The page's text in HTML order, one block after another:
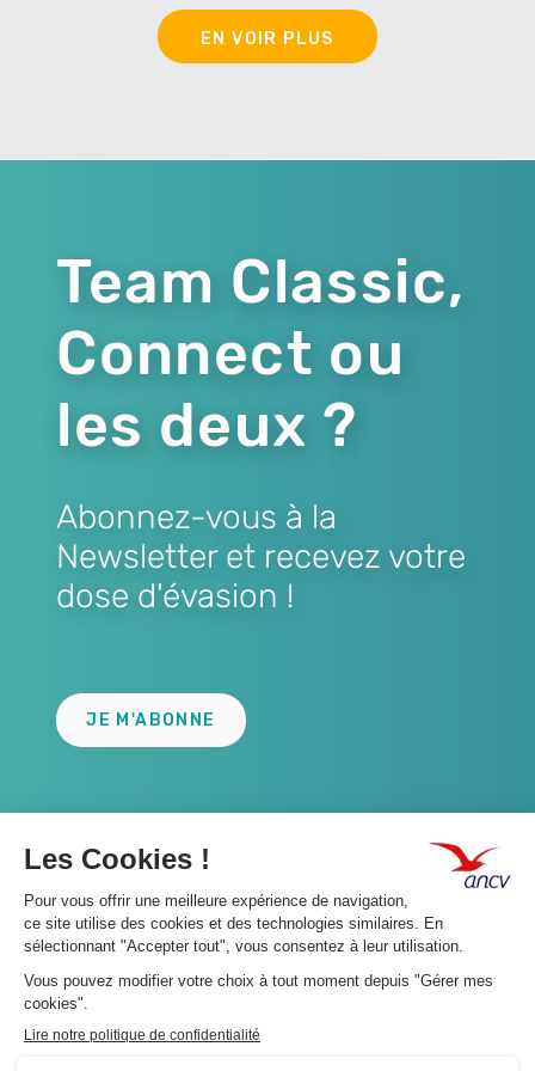
EN VOIR PLUS
Team Classic,
Connect ou
les deux ?
Abonnez-vous à la
Newsletter et recevez votre
dose d'évasion !
JE M'ABONNE
A propos 👇